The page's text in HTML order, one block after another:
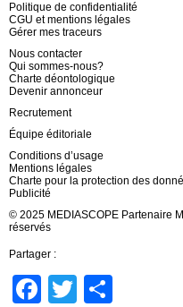
Politique de confidentialité
CGU et mentions légales
Gérer mes traceurs
Nous contacter
Qui sommes-nous?
Charte déontologique
Devenir annonceur
Recrutement
Équipe éditoriale
Conditions d’usage
Mentions légales
Charte pour la protection des
Publicité
© 2025 MEDIASCOPE Partenaire
réservés
Partager :
Facebook
Twitter